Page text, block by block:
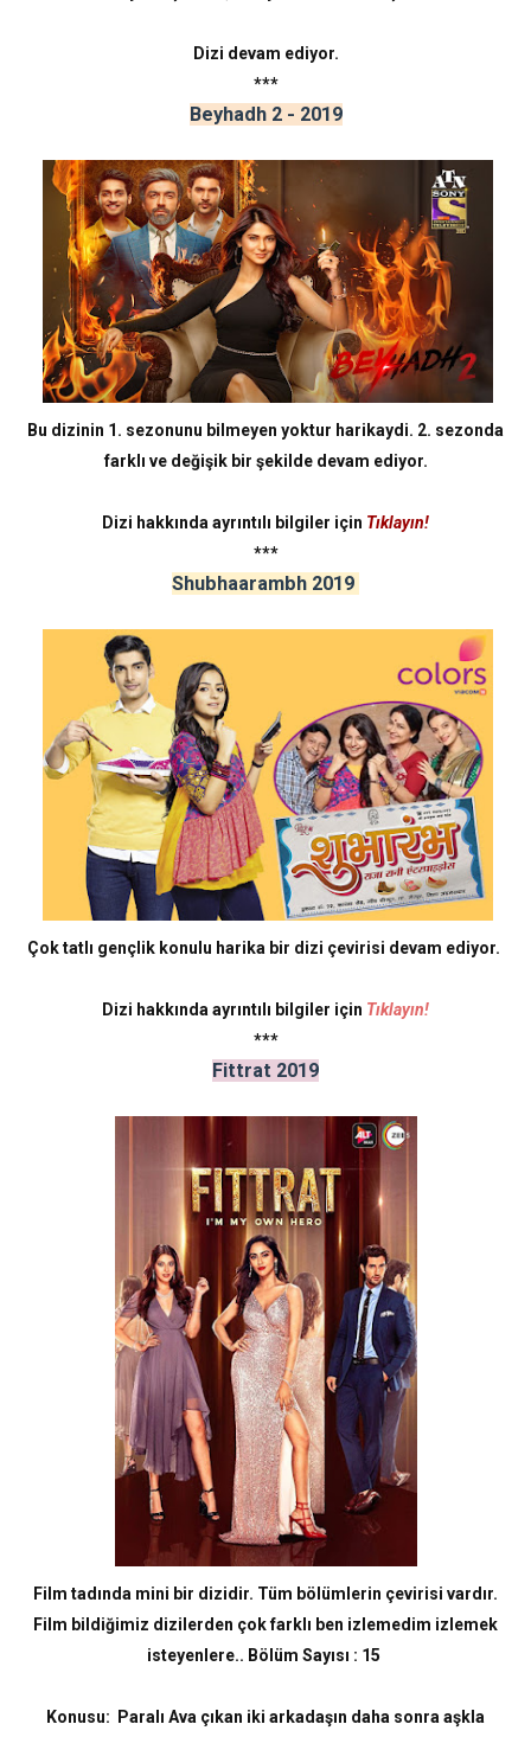
Dizi devam ediyor.
***
Beyhadh 2 - 2019
Bu dizinin 1. sezonunu bilmeyen yoktur harikaydi. 2. sezonda
farklı ve değişik bir şekilde devam ediyor.
Dizi hakkında ayrıntılı bilgiler için Tıklayın!
***
Shubhaarambh 2019
Çok tatlı gençlik konulu harika bir dizi çevirisi devam ediyor.
Dizi hakkında ayrıntılı bilgiler için Tıklayın!
***
Fittrat 2019
Film tadında mini bir dizidir. Tüm bölümlerin çevirisi vardır.
Film bildiğimiz dizilerden çok farklı ben izlemedim izlemek
isteyenlere.. Bölüm Sayısı : 15
Konusu: Paralı Ava çıkan iki arkadaşın daha sonra aşkla